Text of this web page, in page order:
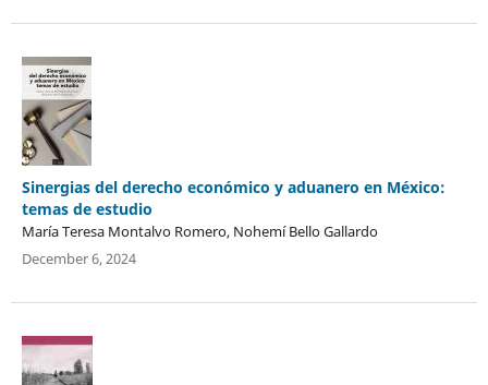
Sinergias del derecho económico y aduanero en México:
temas de estudio
María Teresa Montalvo Romero, Nohemí Bello Gallardo
December 6, 2024